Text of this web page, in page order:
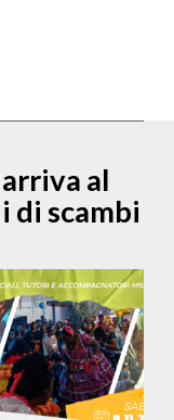
al
di scambi